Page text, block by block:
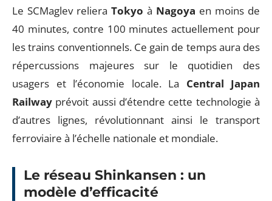
Le SCMaglev reliera Tokyo à Nagoya en moins de
40 minutes, contre 100 minutes actuellement pour
les trains conventionnels. Ce gain de temps aura des
répercussions majeures sur le quotidien des
usagers et l’économie locale. La Central Japan
Railway prévoit aussi d’étendre cette technologie à
d’autres lignes, révolutionnant ainsi le transport
ferroviaire à l’échelle nationale et mondiale.
Le réseau Shinkansen : un
modèle d’efficacité